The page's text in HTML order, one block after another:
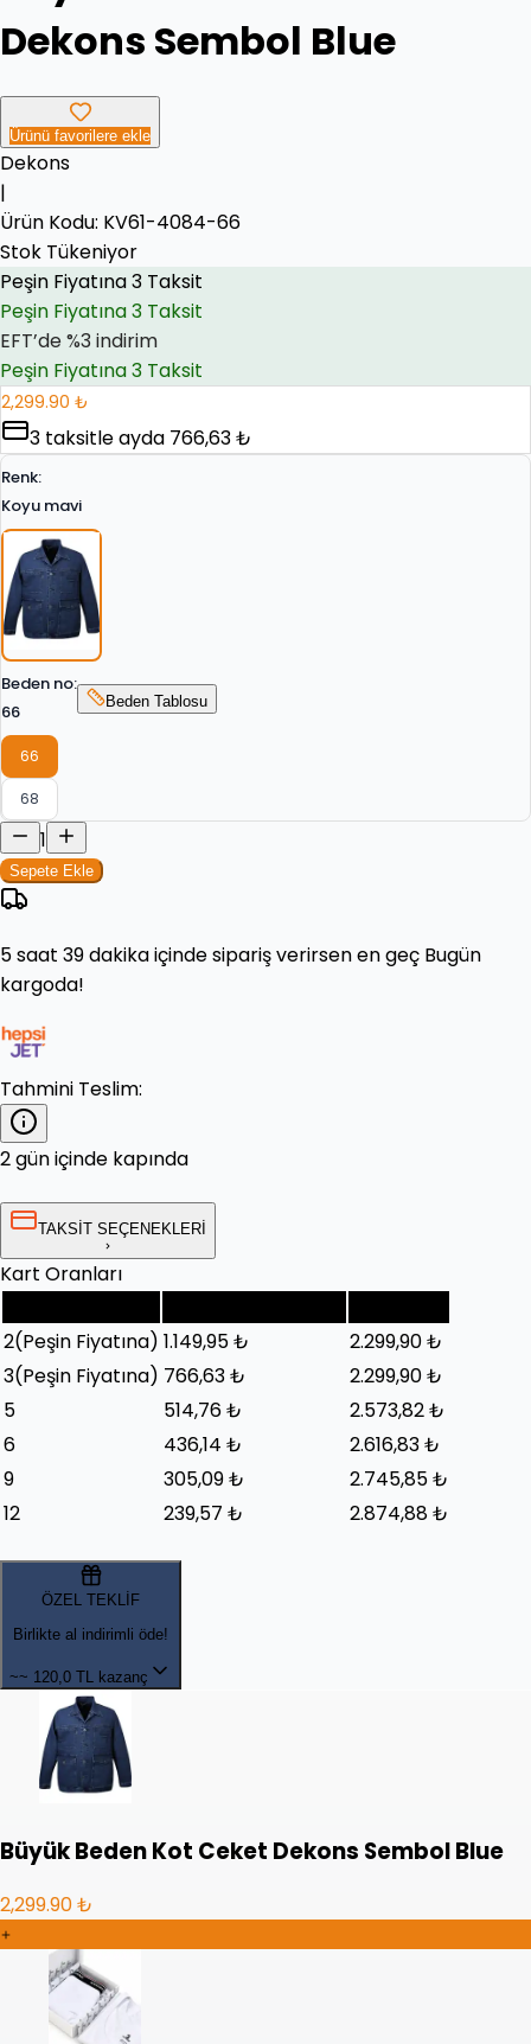
Dekons Sembol Blue
Ürünü favorilere ekle
Dekons
|
Ürün Kodu: KV61-4084-66
Stok Tükeniyor
EFT’de %3 indirim
Peşin Fiyatına 3 Taksit
EFT’de %3 indirim
Peşin Fiyatına 3 Taksit
2,299.90 ₺
3 taksitle ayda 766,63 ₺
Renk:
Koyu mavi
Beden no:
66
Beden Tablosu
66
68
1
Sepete Ekle
5 saat 39 dakikaiçinde sipariş verirsen en geç Bugün
kargoda!
Tahmini Teslim:
2 gün içinde kapında
TAKSİT SEÇENEKLERİ
Kart Oranları
2(Peşin Fiyatına) 1.149,95 ₺
2.299,90 ₺
3(Peşin Fiyatına) 766,63 ₺
2.299,90 ₺
5
514,76 ₺
2.573,82 ₺
6
436,14 ₺
2.616,83 ₺
9
305,09 ₺
2.745,85 ₺
12
239,57 ₺ 2.874,88 ₺
ÖZEL TEKLİF
Birlikte al indirimli öde!
~~ 120,0 TL kazanç
Büyük Beden Kot Ceket Dekons Sembol Blue
2,299.90 ₺